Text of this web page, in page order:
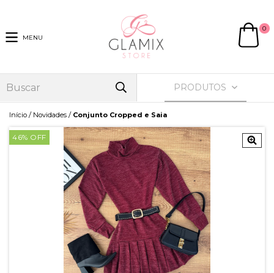
MENU
0
PRODUTOS
Início / Novidades / Conjunto Cropped e Saia
46% OFF